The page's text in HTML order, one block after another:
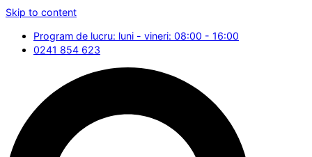
Skip to content
Program de lucru: luni - vineri: 08:00 - 16:00
0241 854 623